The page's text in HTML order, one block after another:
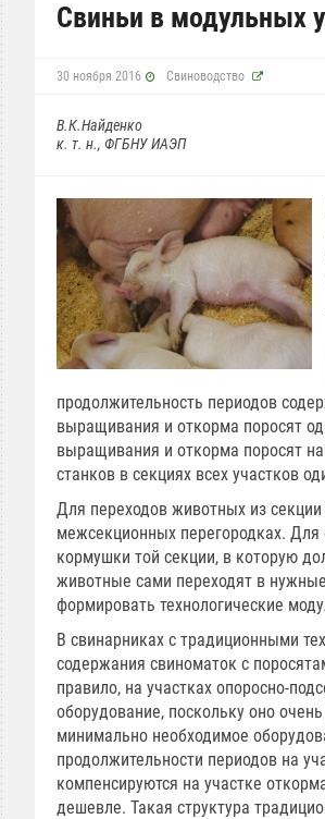
Свиньи в модульных
30 ноября 2016 Свиноводство
В.К.Найденко
к. т. н., ФГБНУ ИАЭП
продолжительность периодов
выращивания и откорма поросят
выращивания и откорма поросят
станков в секциях всех участков
Для переходов животных из
межсекционных перегородках.
кормушки той секции, в которую
животные сами переходят в
формировать технологические
В свинарниках с традиционными
содержания свиноматок с
правило, на участках опоросно-
оборудование, поскольку оно
минимально необходимое
продолжительности периодов на
компенсируются на участке
дешевле. Такая структура